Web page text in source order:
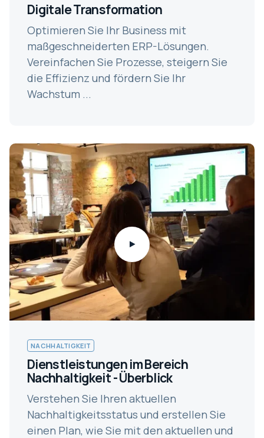
Digitale Transformation
Optimieren Sie Ihr Business mit
maßgeschneiderten ERP-Lösungen.
Vereinfachen Sie Prozesse, steigern Sie
die Effizienz und fördern Sie Ihr
Wachstum ...
NACHHALTIGKEIT
Dienstleistungen im Bereich
Nachhaltigkeit - Überblick
Verstehen Sie Ihren aktuellen
Nachhaltigkeitsstatus und erstellen Sie
einen Plan, wie Sie mit den aktuellen und